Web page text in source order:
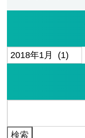
ア